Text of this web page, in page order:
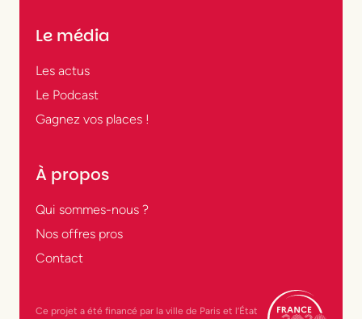
Le média
Les actus
Le Podcast
Gagnez vos places !
À propos
Qui sommes-nous ?
Nos offres pros
Contact
Ce projet a été financé par la ville de Paris et l’État